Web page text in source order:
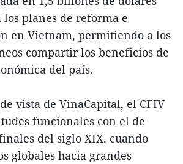
los planes de reforma e
en Vietnam, permitiendo a los
compartir los beneficios de
del país.
vista de VinaCapital, el CFIV
funcionales con el de
del siglo XIX, cuando
globales hacia grandes